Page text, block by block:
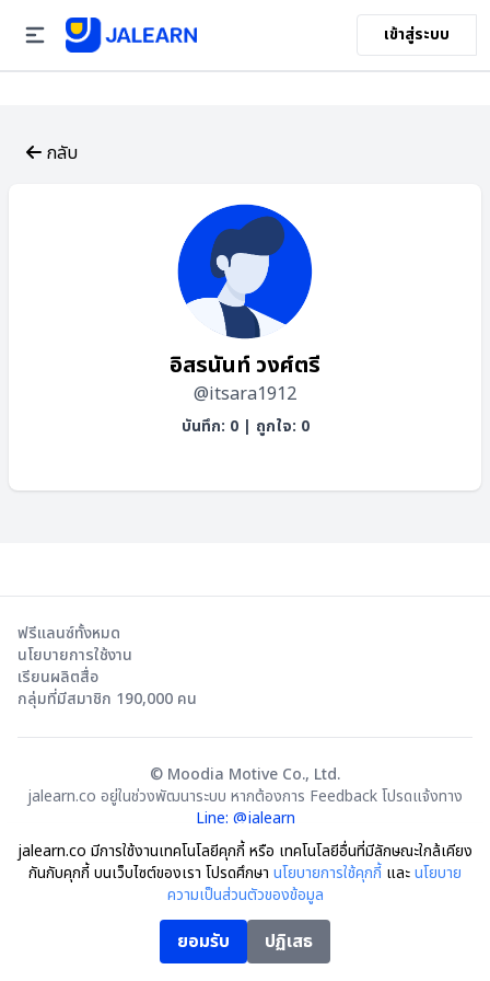
เข้าสู่ระบบ
jalearn.co มีการใช้งานเทคโนโลยีคุกกี้ หรือ เทคโนโลยีอื่นที่มีลักษณะใกล้เคียง
กันกับคุกกี้ บนเว็บไซต์ของเรา โปรดศึกษา นโยบายการใช้คุกกี้ และนโยบาย
ความเป็นส่วนตัวของข้อมูล
ยอมรับ ปฏิเสธ
กลับ
อิสรนันท์ วงศ์ตรี
@itsara1912
บันทึก: 0| ถูกใจ: 0
ฟรีแลนซ์ทั้งหมด
นโยบายการใช้งาน
เรียนผลิตสื่อ
กลุ่มที่มีสมาชิก 190,000 คน
© Moodia Motive Co., Ltd.
jalearn.co อยู่ในช่วงพัฒนาระบบ หากต้องการ Feedback โปรดแจ้งทาง
Line: @jalearn